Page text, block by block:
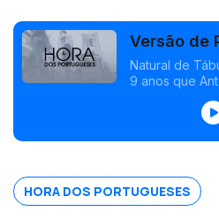
Versão de
sucesso
Natural de
9 anos que
Newark que
António
próprias
HORA DOS PORTUGUESES